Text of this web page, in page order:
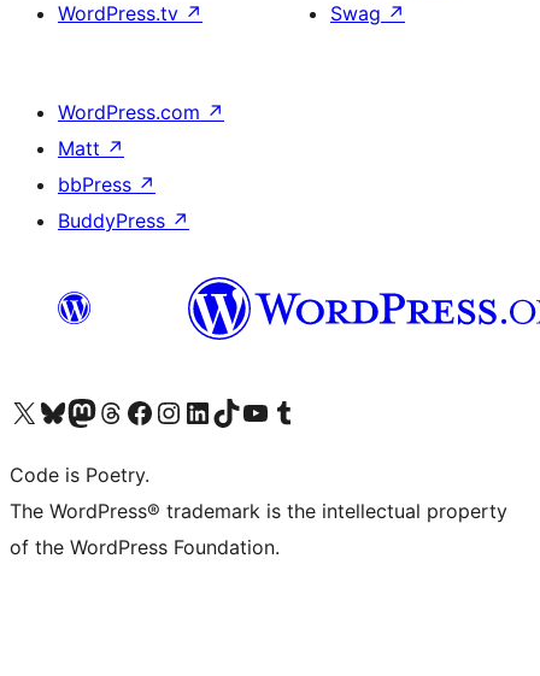
WordPress.tv ↗
Swag ↗
WordPress.com ↗
Matt ↗
bbPress ↗
BuddyPress ↗
Visita il nostro account X (ex Twitter)
Visita il nostro account Bluesky
Visita il nostro account Mastodon
Visita il nostro account Threads
Visita la nostra pagina Facebook
Visita il nostro account Instagram
Visita il nostro account LinkedIn
Visita il nostro account TikTok
Visita il nostro canale YouTube
Visita il nostro account Tumblr
Code is Poetry.
The WordPress® trademark is the intellectual property
of the WordPress Foundation.